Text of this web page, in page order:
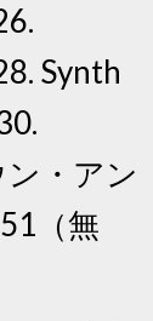
Synth
・アン
（無